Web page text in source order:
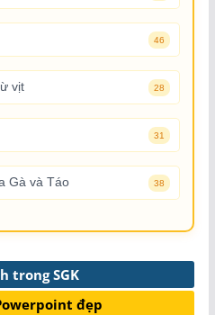
46
vịt 28
31
Gà và Táo 38
trong SGK
đẹp